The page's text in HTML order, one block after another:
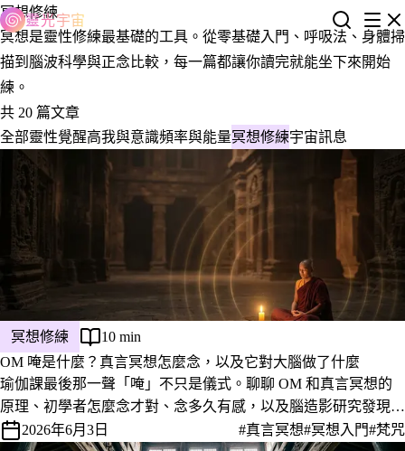
靈光宇宙
冥想修練
冥想是靈性修練最基礎的工具。從零基礎入門、呼吸法、身體掃
描到腦波科學與正念比較，每一篇都讓你讀完就能坐下來開始
練。
共 20 篇文章
全部靈性覺醒高我與意識頻率與能量冥想修練宇宙訊息
冥想修練
10 min
OM 唵是什麼？真言冥想怎麼念，以及它對大腦做了什麼
瑜伽課最後那一聲「唵」不只是儀式。聊聊 OM 和真言冥想的
原理、初學者怎麼念才對、念多久有感，以及腦造影研究發現它
如何讓大腦的情緒中樞安靜下來。
2026年6月3日 #真言冥想#冥想入門#梵咒